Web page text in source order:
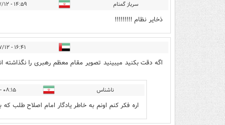
سرباز گمنام ۱۴:۵۹ - ۱۳۹۷/۰۷/۱۲
ذخایر نظام !!!!!!!!!
۱۶:۴۱ - ۱۳۹۷/۰۷/۱۲
اگه دقت بکنید میبینید تصویر مقام معظم رهبری را
ناشناس ۰۸:۱۵ - ۱۳۹۷/۰۷/۱۳
اره فکر کنم اونم به خاطر يادگار امام اصلاح طلب که